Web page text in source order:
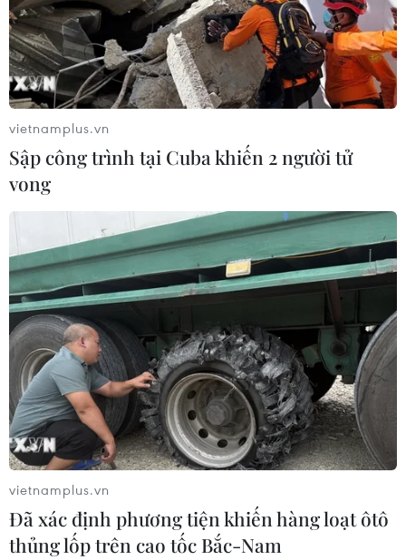
vietnamplus.vn
Sập công trình tại Cuba khiến 2 người tử
vong
vietnamplus.vn
Đã xác định phương tiện khiến hàng loạt ôtô
thủng lốp trên cao tốc Bắc-Nam